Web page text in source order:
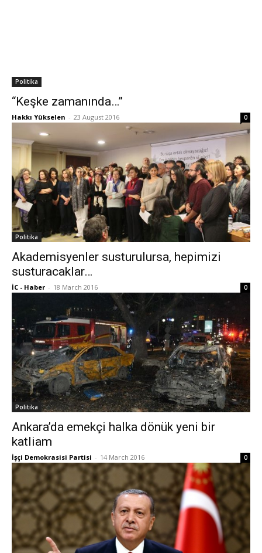
Politika
“Keşke zamanında…”
Hakkı Yükselen - 23 August 2016 0
Politika
Akademisyenler susturulursa, hepimizi
susturacaklar…
İC - Haber - 18 March 2016 0
Politika
Ankara’da emekçi halka dönük yeni bir
katliam
İşçi Demokrasisi Partisi - 14 March 2016 0